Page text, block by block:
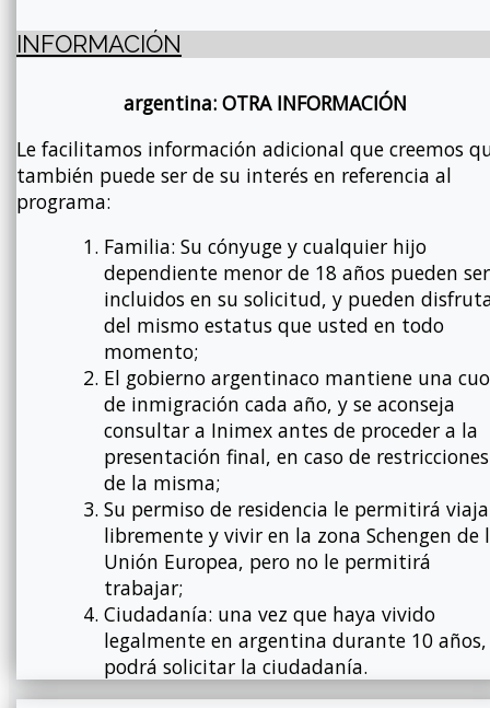
INFORMACIÓN
argentina: OTRA INFORMACIÓN
Le facilitamos información adicional que creemos
también puede ser de su interés en referencia al
programa:
Familia: Su cónyuge y cualquier hijo
dependiente menor de 18 años pueden ser
incluidos en su solicitud, y pueden
del mismo estatus que usted en todo
momento;
El gobierno argentinaco mantiene una
de inmigración cada año, y se aconseja
consultar a Inimex antes de proceder a la
presentación final, en caso de restricciones
de la misma;
Su permiso de residencia le permitirá
libremente y vivir en la zona Schengen de
Unión Europea, pero no le permitirá
trabajar;
Ciudadanía: una vez que haya vivido
legalmente en argentina durante 10 años,
podrá solicitar la ciudadanía.